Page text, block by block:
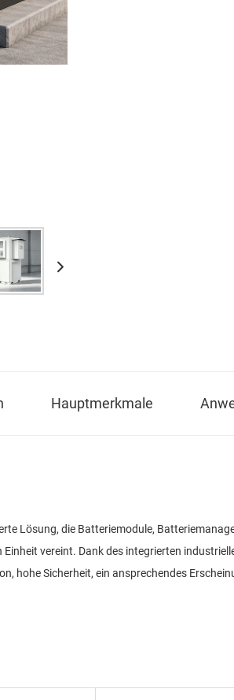
Hauptmerkmale
Lösung, die Batteriemodule,
vereint. Dank des integrierten
hohe Sicherheit, ein ansprechendes